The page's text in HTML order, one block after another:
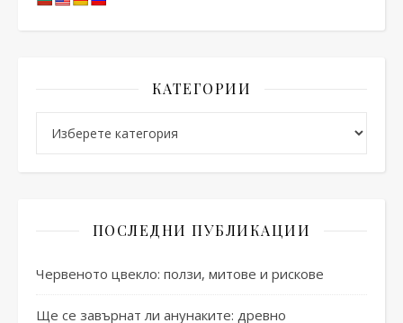
КАТЕГОРИИ
ПОСЛЕДНИ ПУБЛИКАЦИИ
Червеното цвекло: ползи, митове и рискове
Ще се завърнат ли анунаките: древно